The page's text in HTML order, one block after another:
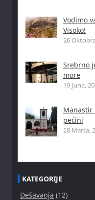
Vodimo
Visoko!
26
Srebrno
more
19 Juna,
Manastir
pećini
28 Marta,
KATEGORIJE
Dešavanja (12)